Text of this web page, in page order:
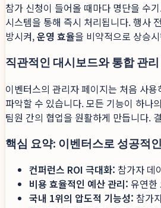
참가 신청이 들어올 때마다 명단을 수
시스템을 통해 즉시 처리됩니다. 행사
방시켜,운영 효율을 비약적으로 상승
직관적인 대시보드와 통합 관리
이벤터스의 관리자 페이지는 처음 사
파악할 수 있습니다. 모든 기능이 하나
팀원 간의 협업을 원활하게 만듭니다.
핵심 요약: 이벤터스로 성공적
컨퍼런스 ROI 극대화: 참가자 데
비용 효율적인 예산 관리: 유연한
국내 1위의 압도적 기능성: 참가